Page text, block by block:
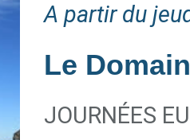
A partir du
Le
JOURNÉES